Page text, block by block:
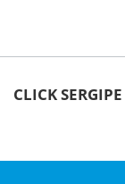
CLICK SERGIPE